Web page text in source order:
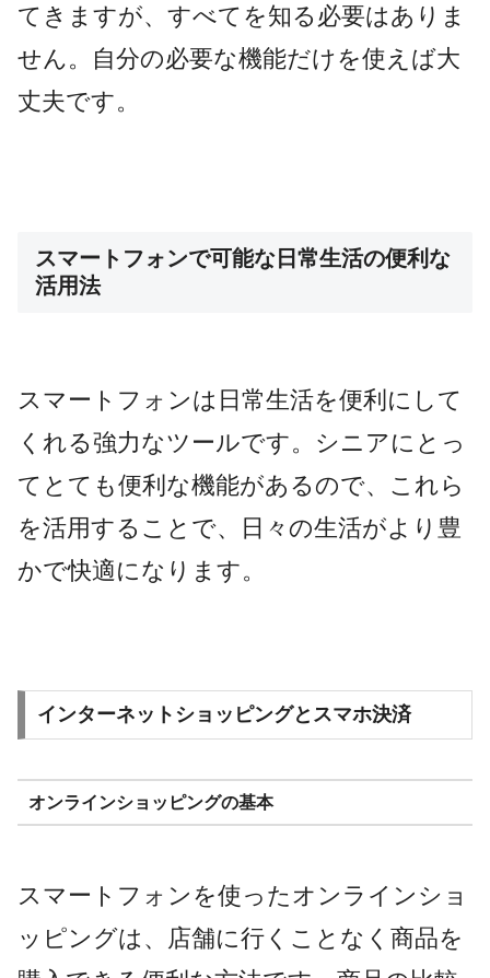
てきますが、すべてを知る必要はありま
せん。自分の必要な機能だけを使えば大
丈夫です。
スマートフォンで可能な日常生活の便利な
活用法
スマートフォンは日常生活を便利にして
くれる強力なツールです。シニアにとっ
てとても便利な機能があるので、これら
を活用することで、日々の生活がより豊
かで快適になります。
インターネットショッピングとスマホ決済
オンラインショッピングの基本
スマートフォンを使ったオンラインショ
ッピングは、店舗に行くことなく商品を